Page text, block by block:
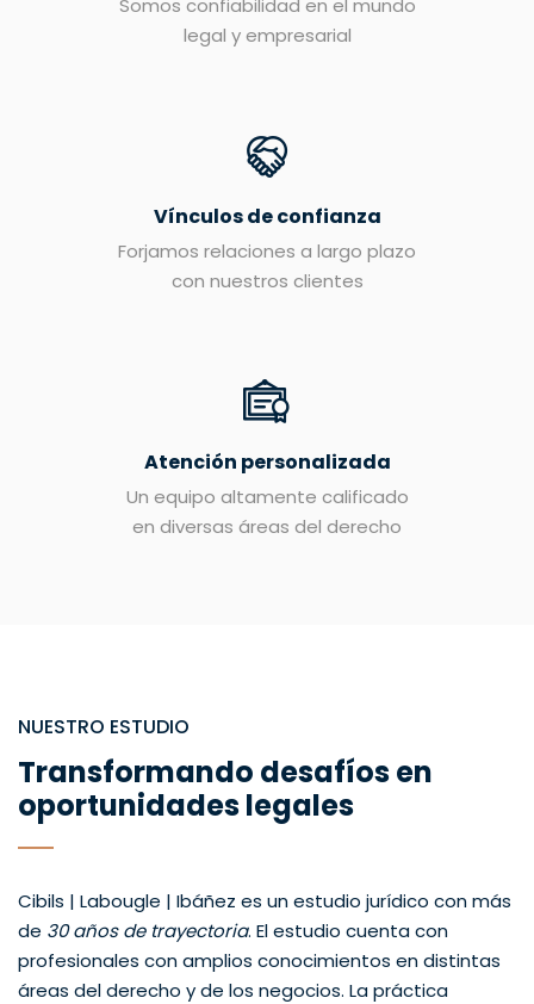
Somos confiabilidad en el mundo
legal y empresarial
Vínculos de confianza
Forjamos relaciones a largo plazo
con nuestros clientes
Atención personalizada
Un equipo altamente calificado
en diversas áreas del derecho
NUESTRO ESTUDIO
Transformando desafíos en
oportunidades legales
Cibils | Labougle | Ibáñez es un estudio jurídico con más
de 30 años de trayectoria. El estudio cuenta con
profesionales con amplios conocimientos en distintas
áreas del derecho y de los negocios. La práctica